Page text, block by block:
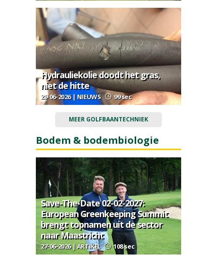
Hydrauliekolie doodt het gras,
niet de hitte
29-06-2026 | NIEUWS 99 sec
MEER GOLFBAANTECHNIEK
Bodem & bodembiologie
Save-The-Date 02-02-2027:
European Greenkeeping Summit
brengt topnamen uit de sector
naar Maastricht
27-06-2026 | ARTIKEL 108 sec